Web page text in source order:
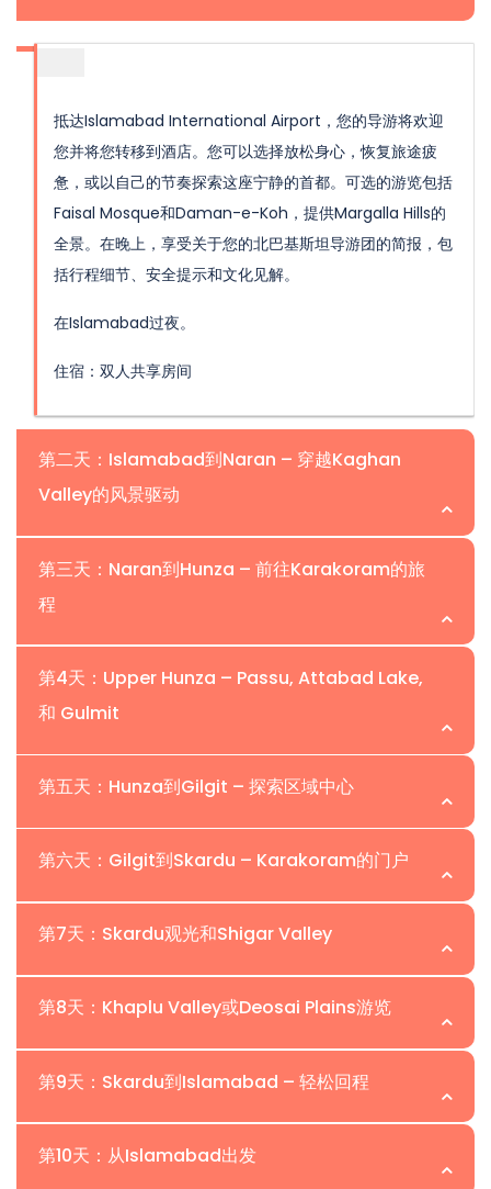
抵达Islamabad International Airport，您的导游将欢迎
您并将您转移到酒店。您可以选择放松身心，恢复旅途疲
惫，或以自己的节奏探索这座宁静的首都。可选的游览包括
Faisal Mosque和Daman-e-Koh，提供Margalla Hills的
全景。在晚上，享受关于您的北巴基斯坦导游团的简报，包
括行程细节、安全提示和文化见解。
在Islamabad过夜。
住宿：双人共享房间
第二天：Islamabad到Naran – 穿越Kaghan
Valley的风景驱动
早餐后，开始您的风景驾驶前往 Naran Valley，途经
Malook，这是一颗被雄伟山脉环绕的高山宝石。享受轻松
的徒步旅行或在湖边短暂散步。傍晚在 Naran 自由活动，
感受清新的山间空气和宁静的环境。
住宿：双人共享房间
第三天：Naran到Hunza – 前往Karakoram的旅
程
清晨从Naran出发，向北前往传奇的Hunza Valley，途经
Karimabad后，您可以在当地市场漫步，欣赏Rakaposhi
和Ultar Peaks的美景。您的导游将向您介绍Hunza丰富的
历史和当地文化，为您的北巴基斯坦导游团之旅开个好头。
住宿：双人共享房间
第4天：Upper Hunza – Passu, Attabad Lake,
和 Gulmit
一。参观Attabad Lake，以其2010年滑坡形成的碧绿色水
域而闻名，以及适合摄影爱好者的壮观Passu Cones。探
Hussaini Suspension Bridge，这是Hunza最刺激的体验
之一。返回Karimabad过夜。
在Karimabad过夜
住宿：双人共享房间
第五天：Hunza到Gilgit – 探索区域中心
欣赏Hunza River、梯田村庄和远处的山峰。在Gilgit，探索
Gilgit Bazaar，与当地人交流，享受河边散步。为下一段前
住宿：双人共享房间
第六天：Gilgit到Skardu – Karakoram的门户
高的山峰之一环绕，包括K2。在沿途的风景点停下来拍照。
在Skardu过夜。
住宿：双人共享房间
第7天：Skardu观光和Shigar Valley
Fort，这是一座经过精美修复的宫殿，提供对当地遗产的深
入了解。漫步于传统村庄，结识当地人，欣赏周围山峰的美
Lakes，或在 Skardu Bazaar 放松，亲身体验当地文化。
第8天：Khaplu Valley或Deosai Plains游览
垒和宁静的村庄而闻名，或是令人叹为观止的Deosai
National Park，也被称为“巨人的土地”。Deosai提供高海
第9天：Skardu到Islamabad – 轻松回程
第10天：从Islamabad出发